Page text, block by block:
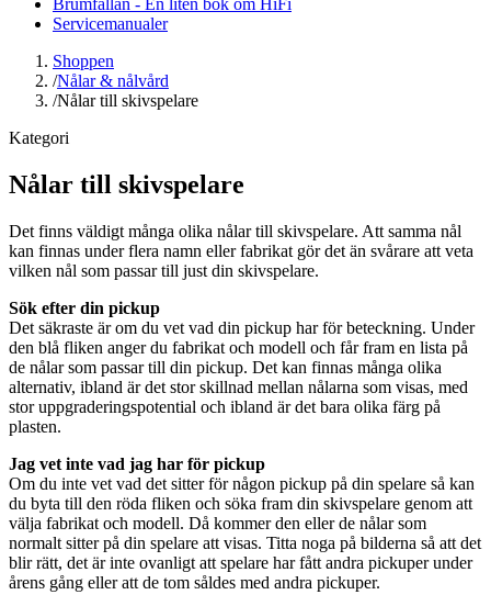
Servicemanualer
Shoppen
/Nålar & nålvård
/Nålar till skivspelare
Kategori
Nålar till skivspelare
Det finns väldigt många olika nålar till skivspelare. Att samma nål
kan finnas under flera namn eller fabrikat gör det än svårare att veta
vilken nål som passar till just din skivspelare.
Sök efter din pickup
Det säkraste är om du vet vad din pickup har för beteckning. Under
den blå fliken anger du fabrikat och modell och får fram en lista på
de nålar som passar till din pickup. Det kan finnas många olika
alternativ, ibland är det stor skillnad mellan nålarna som visas, med
stor uppgraderingspotential och ibland är det bara olika färg på
plasten.
Jag vet inte vad jag har för pickup
Om du inte vet vad det sitter för någon pickup på din spelare så kan
du byta till den röda fliken och söka fram din skivspelare genom att
välja fabrikat och modell. Då kommer den eller de nålar som
normalt sitter på din spelare att visas. Titta noga på bilderna så att det
blir rätt, det är inte ovanligt att spelare har fått andra pickuper under
årens gång eller att de tom såldes med andra pickuper.